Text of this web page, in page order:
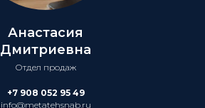
Анастасия
Дмитриевна
Отдел продаж
+7 908 052 95 49
info@metatehsnab.ru